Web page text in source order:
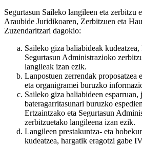
Segurtasun Saileko langileen eta zerbitzu
Araubide Juridikoaren, Zerbitzuen eta
Zuzendaritzari dagokio:
Saileko giza baliabideak kudeatzea,
Segurtasun Administrazioko
langileak izan ezik.
Lanpostuen zerrendak proposatzea
eta organigramei buruzko
Saileko giza baliabideen esparruan,
bateragarritasunari buruzko
Ertzaintzako eta Segurtasun
zerbitzuetako langileena izan ezik.
Langileen prestakuntza- eta
kudeatzea, hargatik eragotzi gabe